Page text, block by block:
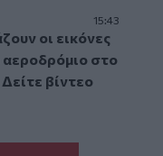
15:43
οι εικόνες
στο
βίντεο